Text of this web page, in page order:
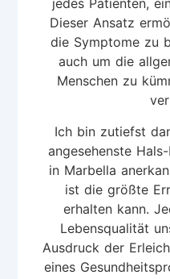
jedes Patienten,
Dieser Ansatz
die Symptome zu
auch um die
Menschen zu
Ich bin zutiefst
angesehenste
in Marbella
ist die größte
erhalten kann.
Lebensqualität
Ausdruck der
eines